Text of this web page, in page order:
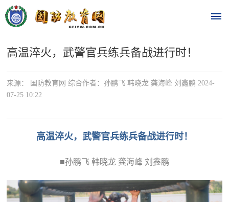
首
页
要
闻
时
政
热
高温淬火，武警官兵练兵备战进行时！
来源： 国防教育网 综合作者：孙鹏飞 韩晓龙 龚海峰 刘鑫鹏 2024-
07-25 10:22
高温淬火，武警官兵练兵备战进行时！
■孙鹏飞 韩晓龙 龚海峰 刘鑫鹏